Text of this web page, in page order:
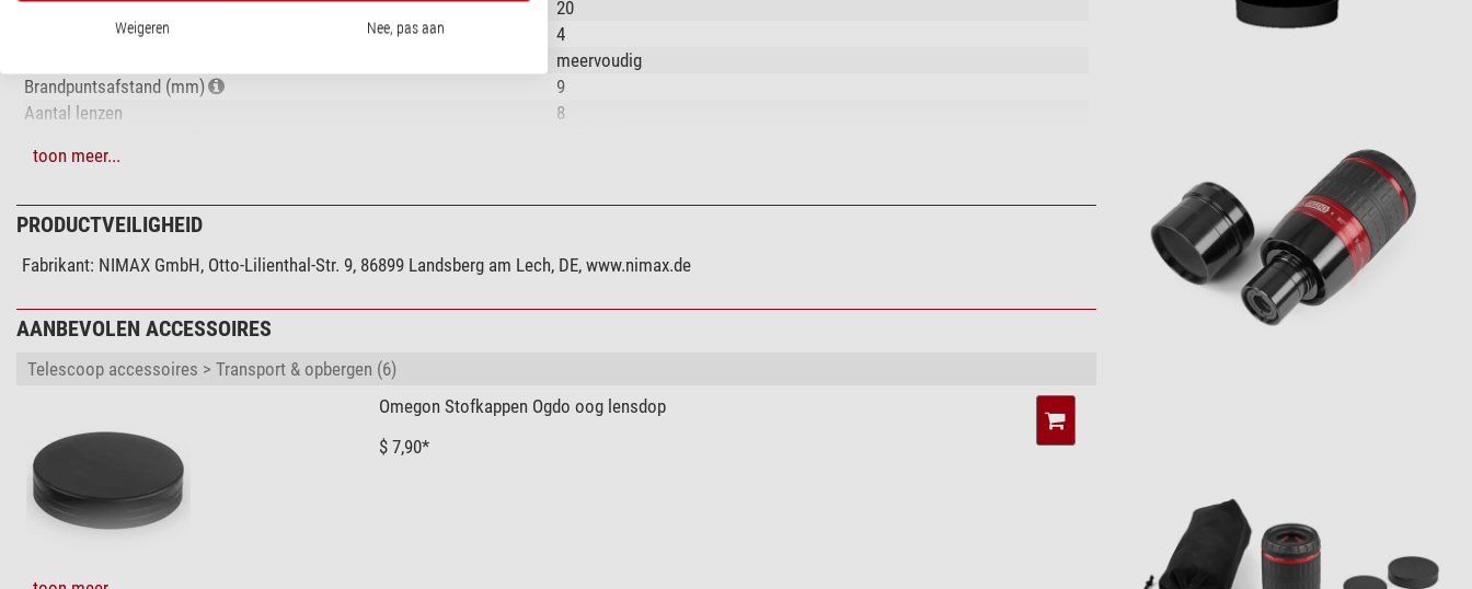
Eye relief (mm)
20
Aantal groepen
4
meervoudig
Brandpuntsafstand (mm)
9
Aantal lenzen
8
Verstelbare oogschelp
inert gas charge
nee
Uitrusting
Transporttas
Kleur
Type
Ontwerp
Hoogte (mm)
toon meer...
PRODUCTVEILIGHEID
Fabrikant: NIMAX GmbH, Otto-Lilienthal-Str. 9, 86899 Landsberg am Lech, DE, www.nimax.de
AANBEVOLEN ACCESSOIRES
Telescoop accessoires > Transport & opbergen (6)
Omegon Stofkappen Ogdo oog lensdop
$ 7,90*
Weigeren Nee, pas aan